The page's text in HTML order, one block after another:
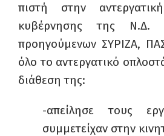
πιστή στην
κυβέρνησης της Ν.Δ.
προηγούμενων ΣΥΡΙΖΑ,
όλο το αντεργατικό
διάθεση της:
-απείλησε τους
συμμετείχαν στην